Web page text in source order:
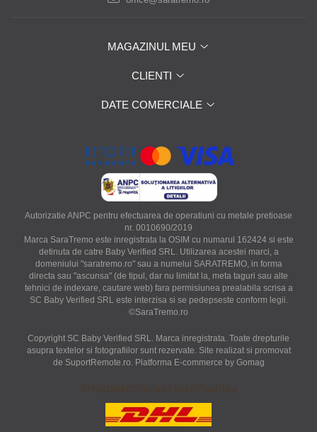
MAGAZINUL MEU
CLIENTI
DATE COMERCIALE
Autorizatie ANPC pentru efectuarea de operatiuni cu metale pretioase
nr. 0010690/2019
Marca SaraTremo este inregistrata la OSIM cu numarul 162424 si este
detinuta de catre Baby Verified SRL. Utilizarea acestei marci, a
domeniului "saratremo.ro" sau a numelui SARATREMO, in forma
directa sau "ascunsa" (de tipul, dar nu limitat la, meta taguri sau alte
tehnici de indexare, cautare web) fara permisiunea prealabila scrisa a
SC Baby Verified SRL este interzisa si se pedepseste conform legii.
©SaraTremo.ro
Copyright SC Baby Verified SRL. Marca inregistrata. Toate drepturile
asupra textelor si fotografiilor sunt rezervate. Site realizat si promovat
de SuportRemote.ro. Platforma E-commerce by Gomag
4749819f0d917dc5db71edd975e97bba